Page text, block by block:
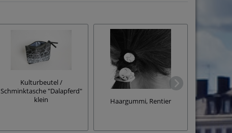
Kulturbeutel /
Schminktasche "Dalapferd"
klein
Haargummi, Rentier